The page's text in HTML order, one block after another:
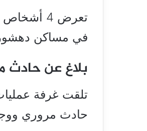
تعرض 4
في مساكن
بلاغ عن حادث
تلقت غرفة
حادث مروري